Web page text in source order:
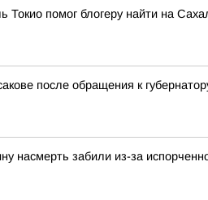
Токио помог блогеру найти на
после обращения к
насмерть забили из-за